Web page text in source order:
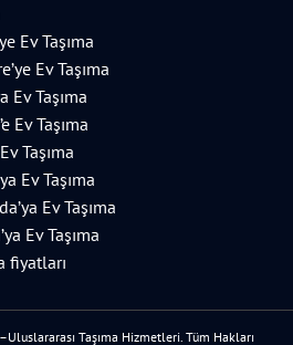
Ev Taşıma
Ev Taşıma
Ev Taşıma
Ev Taşıma
Taşıma
Ev Taşıma
Ev Taşıma
Ev Taşıma
fiyatları
Taşıma Hizmetleri. Tüm Hakları